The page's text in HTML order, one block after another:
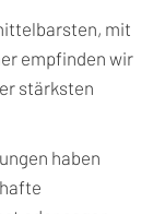
mit
empfinden wir
stärksten
haben